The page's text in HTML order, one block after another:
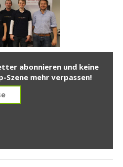
abonnieren und keine
Szene mehr verpassen!